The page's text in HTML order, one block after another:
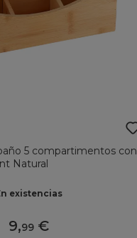
5 compartimentos con
Natural
existencias
9,99